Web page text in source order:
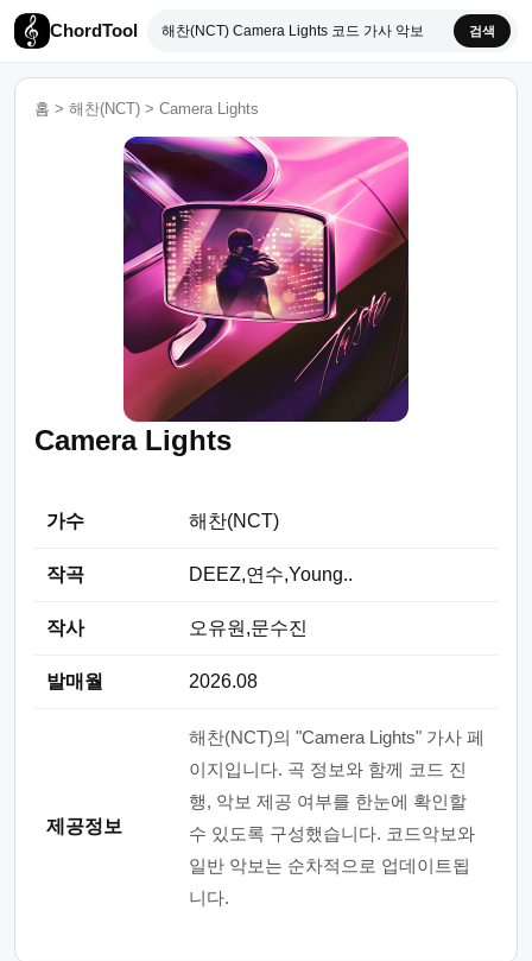
ChordTool 검색
홈 > 해찬(NCT) > Camera Lights
Camera Lights
가수 해찬(NCT)
작곡 DEEZ,연수,Young..
작사 오유원,문수진
발매월 2026.08
제공정보
해찬(NCT)의 "Camera Lights" 가사 페
이지입니다. 곡 정보와 함께 코드 진
행, 악보 제공 여부를 한눈에 확인할
수 있도록 구성했습니다. 코드악보와
일반 악보는 순차적으로 업데이트됩
니다.